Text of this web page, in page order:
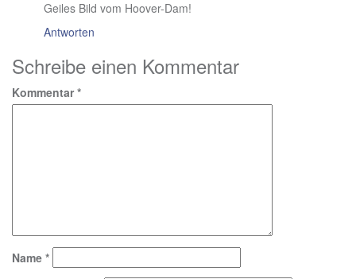
Geiles Bild vom Hoover-Dam!
Antworten
Schreibe einen Kommentar
Kommentar*
Name *